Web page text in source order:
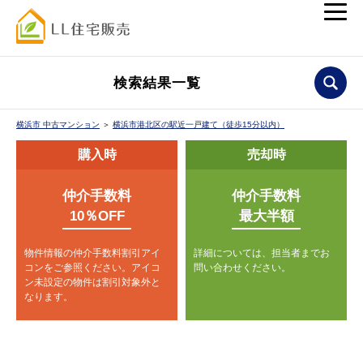
検索結果一覧
横浜市 中古マンション ＞ 横浜市港北区の駅近一戸建て（徒歩15分以内）
購入時
仲介手数料
10％OFF
物件情報の仲介手数料割引アイ
コンをご参照ください。 アイコ
ン未設定の物件は割引対象外と
なります。
売却時
仲介手数料
最大半額
詳細については、担当者までお
問い合わせください。